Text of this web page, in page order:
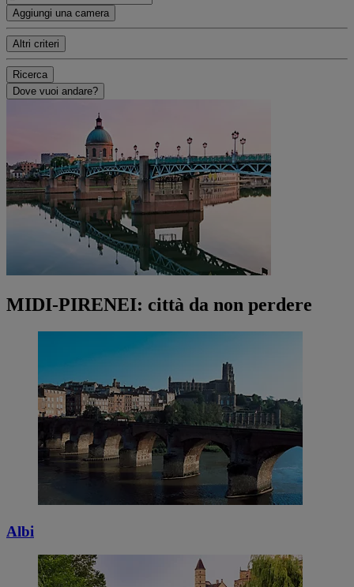
Aggiungi una camera
Altri criteri
Ricerca
Dove vuoi andare?
MIDI-PIRENEI: città da non perdere
Albi